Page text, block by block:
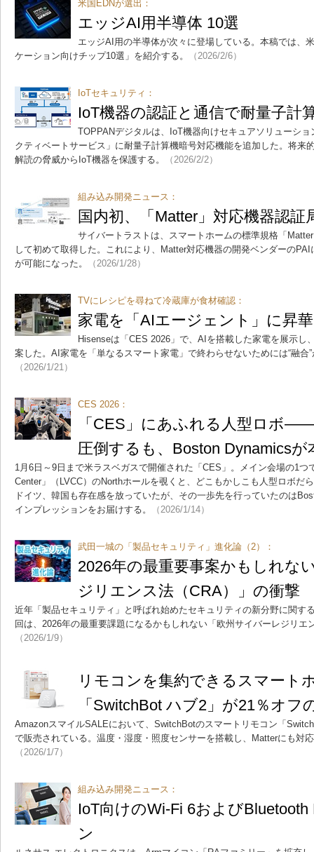
米国EDNが選出：
エッジAI用半導体 10選
エッジAI用の半導体が次々に登場している。本稿では、
ケーション向けチップ10選」を紹介する。
（2026/2/6）
IoTセキュリティ：
IoT機器の認証と通信で耐量子計
TOPPANデジタルは、IoT機器向けセキュアソリューシ
クティベートサービス」に耐量子計算機暗号対応機能を追加した。将来
解読の脅威からIoT機器を保護する。
（2026/2/2）
組み込み開発ニュース：
国内初、「Matter」対応機器認証
サイバートラストは、スマートホームの標準規格「
して初めて取得した。これにより、Matter対応機器の開発ベンダーの
が可能になった。
（2026/1/28）
TVにレシピを尋ねて冷蔵庫が食材確認：
家電を「AIエージェント」に昇
Hisenseは「CES 2026」で、AIを搭載した家電を展示し
案した。AI家電を「単なるスマート家電」で終わらせないためには“融合
（2026/1/21）
CES 2026：
「CES」にあふれる人型ロボ
圧倒するも、Boston Dynamics
1月6日～9日まで米ラスベガスで開催された「CES」。メイン会場の1つ
Center」（LVCC）のNorthホールを覗くと、どこもかしこも人型ロボだ
ドイツ、韓国も存在感を放っていたが、その一歩先を行っていたのは
インプレッションをお届けする。
（2026/1/14）
武田一城の「製品セキュリティ」進化論（2）：
2026年の最重要事案かもしれな
ジリエンス法（CRA）」の衝撃
近年「製品セキュリティ」と呼ばれ始めたセキュリティの新分野に関す
回は、2026年の最重要課題になるかもしれない「欧州サイバーレジリエ
（2026/1/9）
リモコンを集約できるスマート
「SwitchBot ハブ2」が21％オフ
AmazonスマイルSALEにおいて、SwitchBotのスマートリモコン「
で販売されている。温度・湿度・照度センサーを搭載し、Matterにも対
（2026/1/7）
組み込み開発ニュース：
IoT向けのWi-Fi 6および
ン